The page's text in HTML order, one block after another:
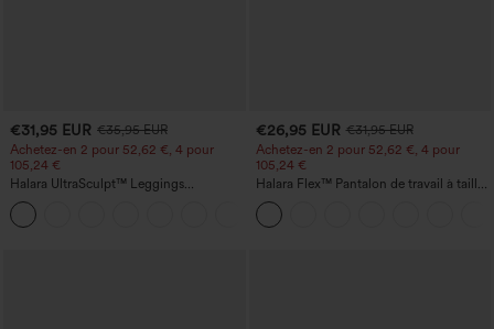
€31,95 EUR €35,95 EUR
Achetez-en 2 pour 52,62 €, 4 pour
105,24 €
Halara UltraSculpt™ Leggings
d'entraînement sculptants taille haute,
effet ventre plat, avec poche
€26,95 EUR €31,95 EUR
Achetez-en 2 pour 52,62 €, 4 pour
105,24 €
Halara Flex™ Pantalon de travail à taille
haute, jambe large, avec poches, en
maille gaufrée